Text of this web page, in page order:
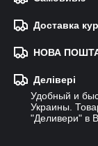
Доставка
НОВА
Делівері
Удобный и
Украины.
"Деливери" в